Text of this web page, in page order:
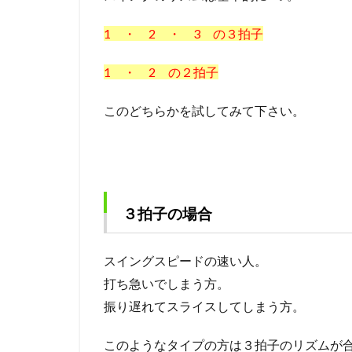
ョ
ッ
を
方
1.1
子の
場合
1 ・ 2 ・ 3 の３拍子
1 ・ 2 の２拍子
このどちらかを試してみて下さい。
３拍子の場合
スイングスピードの速い人。
打ち急いでしまう方。
振り遅れてスライスしてしまう方。
このようなタイプの方は３拍子のリズムが